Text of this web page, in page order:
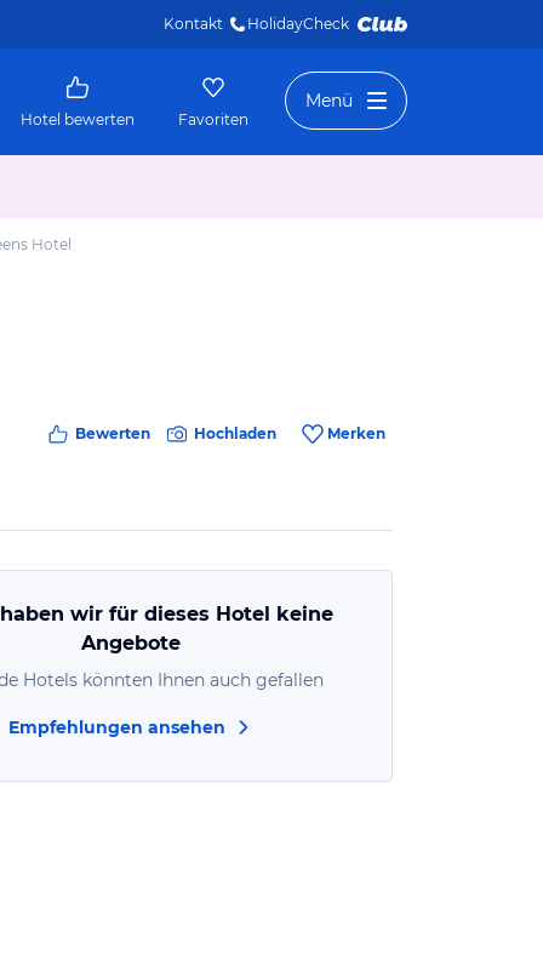
Kontakt HolidayCheck
Hotel bewerten Favoriten
Menü
Hotel
Bewerten Hochladen Merken
wir für dieses Hotel keine
Angebote
Hotels könnten Ihnen auch gefallen
Empfehlungen ansehen